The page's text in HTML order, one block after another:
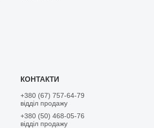
+380 (67) 757-64-79
відділ продажу
+380 (50) 468-05-76
відділ продажу